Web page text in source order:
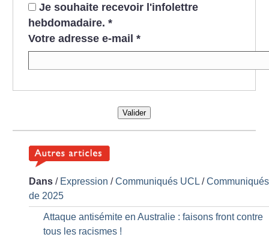
Je souhaite recevoir l'infolettre
hebdomadaire. *
Votre adresse e-mail *
Valider
Dans / Expression /Communiqués UCL /Communiqués
de 2025
Attaque antisémite en Australie : faisons front contre
tous les racismes !